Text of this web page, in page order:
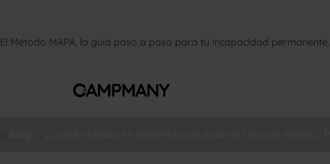
El Método MAPA, la guía paso a paso para tu incapacidad permanente.